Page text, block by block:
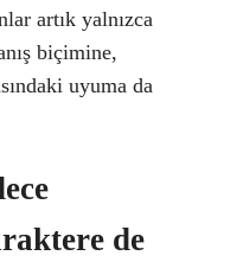
artık yalnızca
biçimine,
uyuma da
de